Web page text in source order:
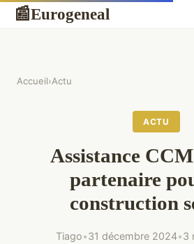
📰Eurogeneal
Accueil›Actu
ACTU
Assistance
partenaire
construction
Tiago•31 décembre 2024•3